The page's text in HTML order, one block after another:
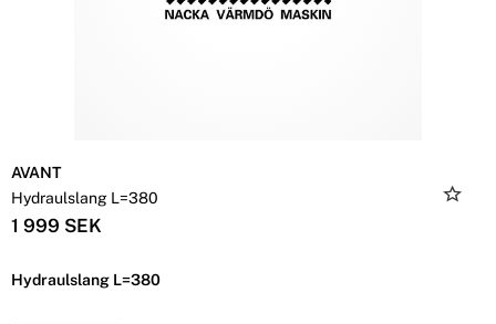
AVANT
Hydraulslang L=380
1 999 SEK
Hydraulslang L=380